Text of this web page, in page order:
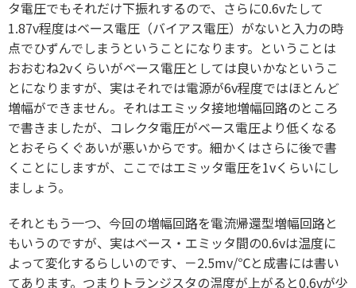
タ電圧でもそれだけ下振れするので、さらに0.6vたして
1.87v程度はベース電圧（バイアス電圧）がないと入力の時
点でひずんでしまうということになります。ということは
おおむね2vくらいがベース電圧としては良いかなというこ
とになりますが、実はそれでは電源が6v程度ではほとんど
増幅ができません。それはエミッタ接地増幅回路のところ
で書きましたが、コレクタ電圧がベース電圧より低くなる
とおそらくぐあいが悪いからです。細かくはさらに後で書
くことにしますが、ここではエミッタ電圧を1vくらいにし
ましょう。
それともう一つ、今回の増幅回路を電流帰還型増幅回路と
もいうのですが、実はベース・エミッタ間の0.6vは温度に
よって変化するらしいのです、－2.5mv/℃と成書には書い
てあります。つまりトランジスタの温度が上がると0.6vが少